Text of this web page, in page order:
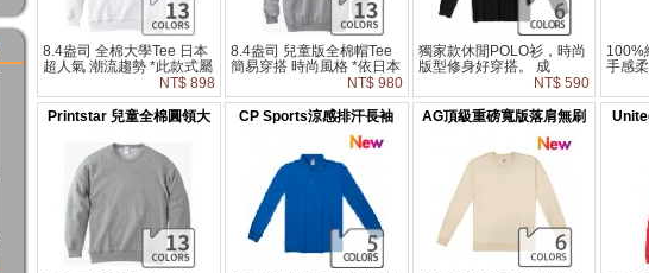
8.4盎司 全棉大學Tee 日本
超人氣 潮流趨勢 *此款式屬
於中性休閒版型，請參考尺
寸表依個人穿衣習慣斟酌選
購。
NT$ 898
8.4盎司 兒童版全棉帽Tee
簡易穿搭 時尚風格 *依日本
規定基於安全考量，兒童尺
寸100-150cm無附帽繩
NT$ 980
獨家款休閒POLO衫，時尚
版型修身好穿搭。 成
分:100% Cotton 布料 *此
款式屬於中性休閒版型，請
參考尺寸表依個人穿衣習慣
斟酌選購。
NT$ 590
100%
手感
貝的
灣
Printstar 兒童全棉圓領大
CP Sports涼感排汗長袖
AG頂級重磅寬版落肩無刷